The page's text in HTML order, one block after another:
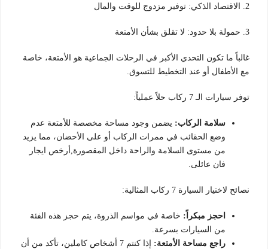
2. الاقتصاد الذكي: توفير مزدوج للوقت والمال
3. حمولة بلا حدود: لا تقلق بشأن الأمتعة
غالباً ما تكون التحدي الأكبر في الرحلات الجماعية هو الأمتعة، خاصة
مع الأطفال أو عند التخطيط للتسوق.
توفر سيارات الـ 7 ركاب حلاً عملياً:
سلامة الركاب: يضمن وجود مساحة مخصصة للأمتعة عدم
وضع الحقائب في ممرات الركاب أو على الأحضان، مما يزيد
من مستوى السلامة والراحة داخل المقصورة,أرخص ايجار
فان عائلى.
نصائح لاختيار السيارة 7 ركاب المثالية:
احجز مبكراً: خاصة في مواسم الذروة، يتم حجز هذه الفئة
من السيارات بسرعة.
راجع مساحة الأمتعة:
إذا كنتم 7 أشخاص كاملين، تأكد من أن